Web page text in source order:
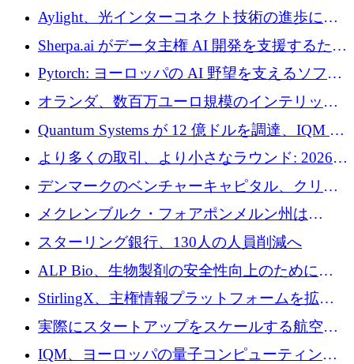
ユーロを寄付
Aylight、光インターコネクト技術の進歩に向
けて450万ユーロのプレシードラウンドを終了
Sherpa.ai がデータ主権 AI 開発を支援するため
に 1,800 万ドルを調達
Pytorch: ヨーロッパの AI 野望を支えるソフト
ウェア層
オランダ、数百万ユーロ規模のインテリック
との提携で軍用ドローンにソフトウェアファ
ースト戦略を採用
Quantum Systems が 12 億ドルを調達、IQM が
米国の主要取引所で初の欧州量子企業とな
る、6 月に欧州のスタートアップ資金調達
より多くの取引、より小さなラウンド: 2026
年 6 月に欧州のスタートアップ資金調達
デンマークのベンチャーキャピタル、クリメ
ンタム・キャピタルが気候変動対策ハードウ
ェア投資として初回クローズで6,000万ユーロ
を確保
メクレンブルク・フォアポンメルン州は
Nextcloud を州全体に展開し、オープンソース
戦略を拡大
スターリング銀行、130人の人員削減へ
ALP Bio、生物製剤の安全性向上のために
Venture Kick から 16 万 1,000 ユーロを調達
StirlingX、主権情報プラットフォームを拡張
するためにシリーズ A で 2,000 万ドルを確保
実際にスタートアップをスケールする航空イ
ノベーション モデルを学ぶ
IQM、ヨーロッパの量子コンピューティング